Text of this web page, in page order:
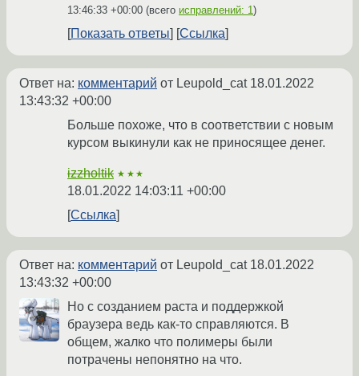
13:46:33 +00:00 (всего исправлений: 1)
Показать ответы Ссылка
Ответ на: комментарий от Leupold_cat 18.01.2022
13:43:32 +00:00
Больше похоже, что в соответствии с новым
курсом выкинули как не приносящее денег.
izzholtik ★★★
18.01.2022 14:03:11 +00:00
Ссылка
Ответ на: комментарий от Leupold_cat 18.01.2022
13:43:32 +00:00
Но с созданием раста и поддержкой
браузера ведь как-то справляются. В
общем, жалко что полимеры были
потрачены непонятно на что.